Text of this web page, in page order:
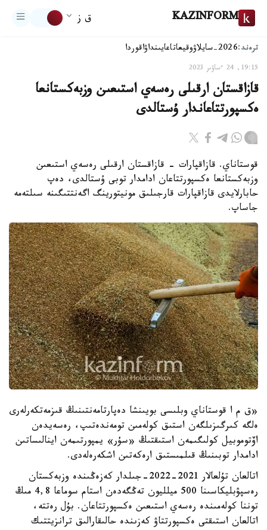
KAZINFORM ق ز
ترەند:2026-سايلاۋ وقيعاتاعايىنداۋاقوردا
19:15, 24 ءساۋىر 2023
قازاقستان ارقىلى رەسەي استىعىن وزبەكستانعا
ەكسپورتتاعاندار ۇستالدى
قوستاناي. قازاقپارات - قازاقستان ارقىلى رەسەي استىعىن
وزبەكستانعا ەكسپورتتاعان ادامدار توبى ۇستالدى، دەپ
حابارلايدى قازاقپارات قارجىلىق مونيتورينگ اگەنتتىگىنە سىلتەمە
جاساپ.
«ق م ا قوستاناي وبلىسى بويىنشا دەپارتامەنتىنىڭ قىزمەتكەرلەرى
ەلگە كىرگىزىلگەن استىق كولەمىن تومەندەتىپ، رەسەيدەن
اۆتوموبيل كولىگىمەن استىقتىڭ «سۇر» يمپورتىمەن اينالىساتىن
ادامدار توبىنىڭ قىلمىستىق ارەكەتىن اشكەرەلەدى.
اتالعان تۇلعالار 2021-2022-جىلدار كەزەڭىندە وزبەكستان
رەسپۋبليكاسىنا 500 ميلليون تەڭگەدەن استام سوماعا 4,8 مىڭ
توننا كولەمىندە رەسەي استىعىن ەكسپورتتاعان. بۇل رەتتە،
اتالعان استىقتى ەكسپورتتاۋ كەزىندە حالىقارالىق ترانزيتتىك